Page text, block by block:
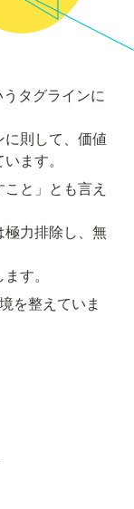
タグラインに
則して、価値
ます。
と」とも言え
力排除し、無
す。
を整えていま